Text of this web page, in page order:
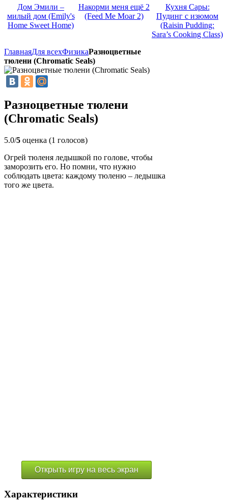
Дом Эмили –
милый дом (Emily's
Home Sweet Home)
Накорми меня ещё 2
(Feed Me Moar 2)
Кухня Сары:
Пудинг с изюмом
(Raisin Pudding:
Sara’s Cooking Class)
ГлавнаяДля всехФизикаРазноцветные
тюлени (Chromatic Seals)
Разноцветные тюлени
(Chromatic Seals)
5.0/5 оценка (1 голосов)
Огрей тюленя ледышкой по голове, чтобы
заморозить его. Но помни, что нужно
соблюдать цвета: каждому тюленю – ледышка
того же цвета.
Открыть игру на весь экран
Характеристики